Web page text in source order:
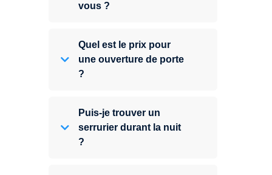
vous ?
Quel est le prix pour
une ouverture de porte
?
Puis-je trouver un
serrurier durant la nuit
?